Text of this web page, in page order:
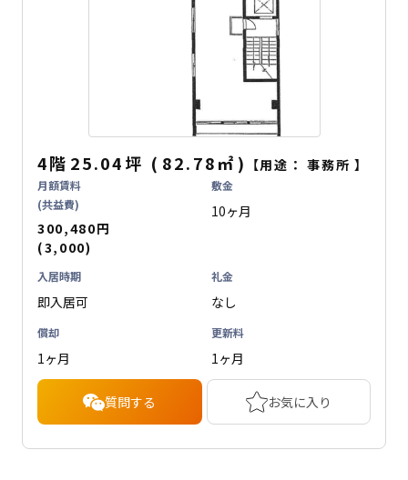
4階 25.04坪 ( 82.78㎡ ) 【用途：事務所 】
月額賃料
(共益費)
300,480円
(3,000)
敷金
10ヶ月
入居時期
即入居可
礼金
なし
償却
1ヶ月
更新料
1ヶ月
質問する お気に入り